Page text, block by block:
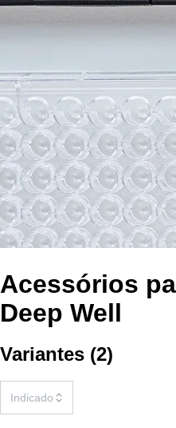
Acessórios
Deep Well
Variantes (2)